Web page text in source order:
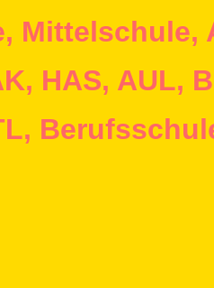
Mittelschule,
HAS, AUL,